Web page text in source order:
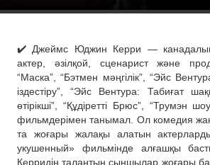
✔️ Джеймс Юджин Керри — канадалық
актер, әзілқой, сценарист және
“Маска”, “Бэтмен мәңгілік”, “Эйс
іздестіру”, “Эйс Вентура: Табиғат
өтірікші”, “Құдіретті Брюс”, “Трумэн
фильмдерімен танымал. Ол комедия
та жоғары жалақы алатын
укушенный» фильмінде алғашқы
Керридің талантын сыншылар жоғары